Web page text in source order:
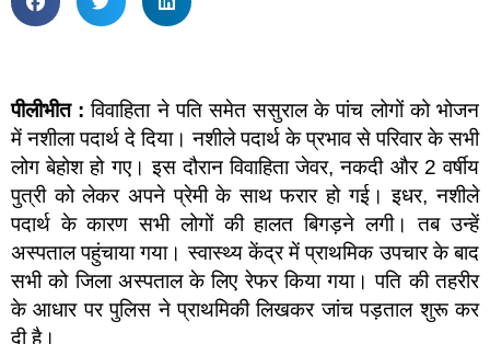
पीलीभीत : विवाहिता ने पति समेत ससुराल के पांच लोगों को भोजन
में नशीला पदार्थ दे दिया। नशीले पदार्थ के प्रभाव से परिवार के सभी
लोग बेहोश हो गए। इस दौरान विवाहिता जेवर, नकदी और 2 वर्षीय
पुत्री को लेकर अपने प्रेमी के साथ फरार हो गई। इधर, नशीले
पदार्थ के कारण सभी लोगों की हालत बिगड़ने लगी। तब उन्हें
अस्पताल पहुंचाया गया। स्वास्थ्य केंद्र में प्राथमिक उपचार के बाद
सभी को जिला अस्पताल के लिए रेफर किया गया। पति की तहरीर
के आधार पर पुलिस ने प्राथमिकी लिखकर जांच पड़ताल शुरू कर
दी है।